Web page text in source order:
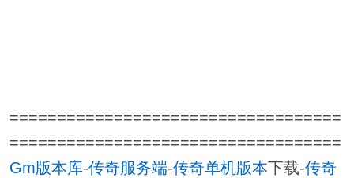
===================================
===================================
Gm版本库-传奇服务端-传奇单机版本下载-传奇